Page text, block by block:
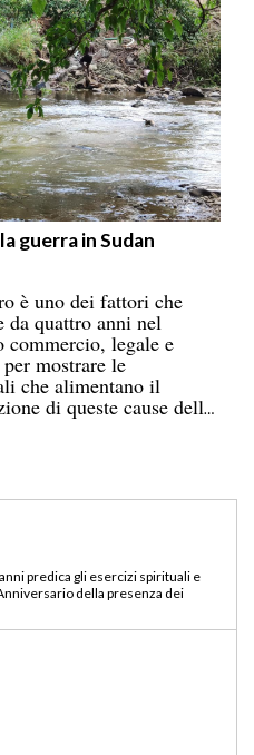
guerra in Sudan
è uno dei fattori che
quattro anni nel
commercio, legale e
mostrare le
che alimentano il
di queste cause della
partecipano dal 26 agosto al 3
ASCAF sulla riorganizzazione